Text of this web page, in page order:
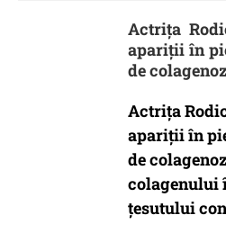
Actriţa
apariţii în
de
Actriţa
apariţii în
de
colagenului
țesutului